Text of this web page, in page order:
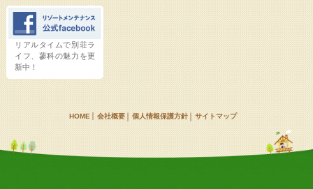
リアルタイムで別荘ラ
イフ、蓼科の魅力を更
新中！
HOME 会社概要 個人情報保護方針 サイトマップ